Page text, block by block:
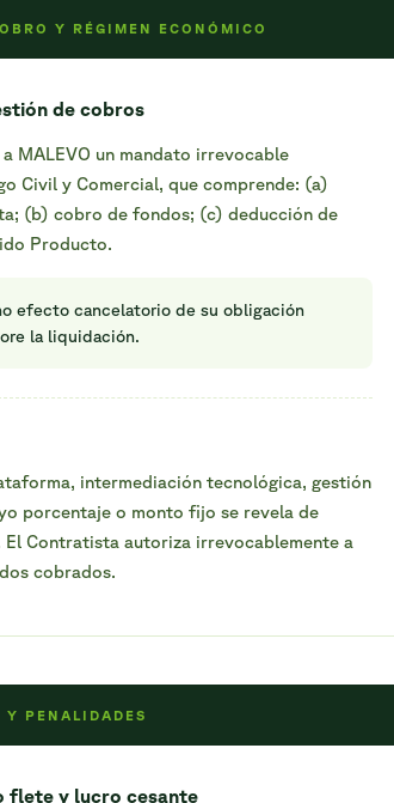
Y RÉGIMEN ECONÓMICO
de cobros
MALEVO un mandato irrevocable
Civil y Comercial, que comprende: (a)
(b) cobro de fondos; (c) deducción de
Producto.
efecto cancelatorio de su obligación
la liquidación.
intermediación tecnológica, gestión
porcentaje o monto fijo se revela de
Contratista autoriza irrevocablemente a
cobrados.
PENALIDADES
flete y lucro cesante